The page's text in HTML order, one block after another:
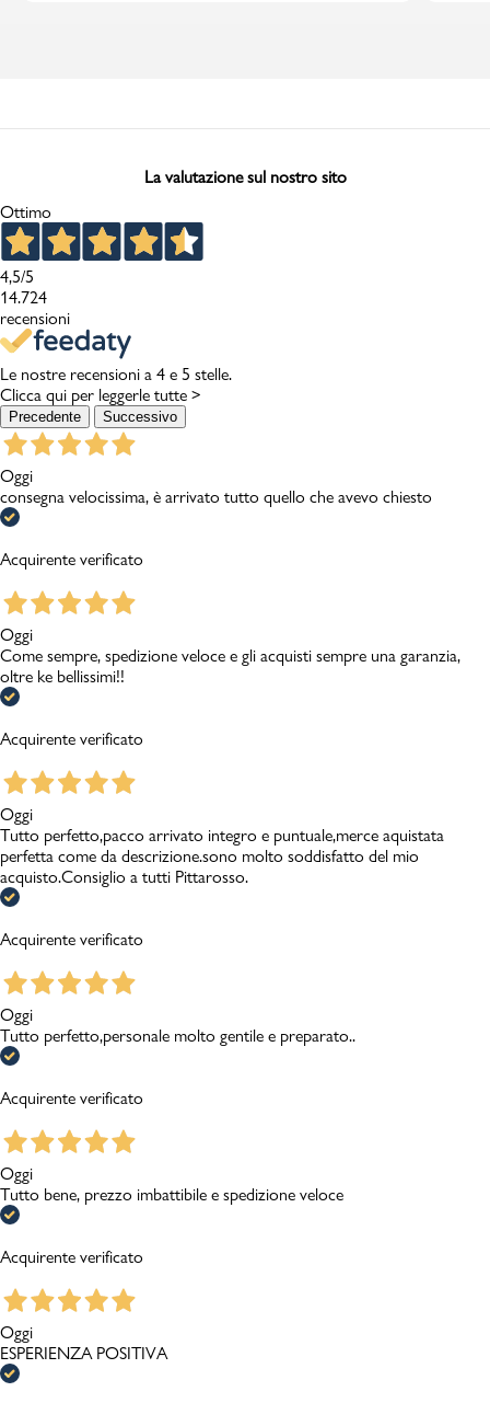
La valutazione sul nostro sito
Ottimo
4,5/5
14.724
recensioni
Le nostre recensioni a 4 e 5 stelle.
Clicca qui per leggerle tutte >
Precedente Successivo
Oggi
consegna velocissima, è arrivato tutto quello che avevo chiesto
Acquirente verificato
Oggi
Come sempre, spedizione veloce e gli acquisti sempre una garanzia,
oltre ke bellissimi!!
Acquirente verificato
Oggi
Tutto perfetto,pacco arrivato integro e puntuale,merce aquistata
perfetta come da descrizione.sono molto soddisfatto del mio
acquisto.Consiglio a tutti Pittarosso.
Acquirente verificato
Oggi
Tutto perfetto,personale molto gentile e preparato..
Acquirente verificato
Oggi
Tutto bene, prezzo imbattibile e spedizione veloce
Acquirente verificato
Oggi
ESPERIENZA POSITIVA